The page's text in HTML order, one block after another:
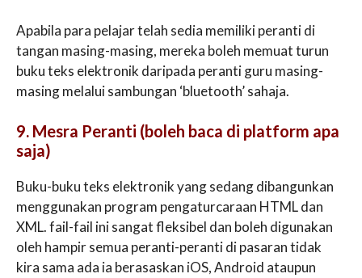
Apabila para pelajar telah sedia memiliki peranti di
tangan masing-masing, mereka boleh memuat turun
buku teks elektronik daripada peranti guru masing-
masing melalui sambungan ‘bluetooth’ sahaja.
9. Mesra Peranti (boleh baca di platform apa
saja)
Buku-buku teks elektronik yang sedang dibangunkan
menggunakan program pengaturcaraan HTML dan
XML. fail-fail ini sangat fleksibel dan boleh digunakan
oleh hampir semua peranti-peranti di pasaran tidak
kira sama ada ia berasaskan iOS, Android ataupun